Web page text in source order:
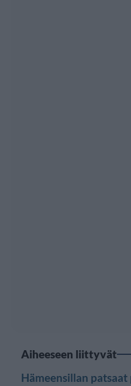
Aiheeseen liittyvät
Hämeensillan